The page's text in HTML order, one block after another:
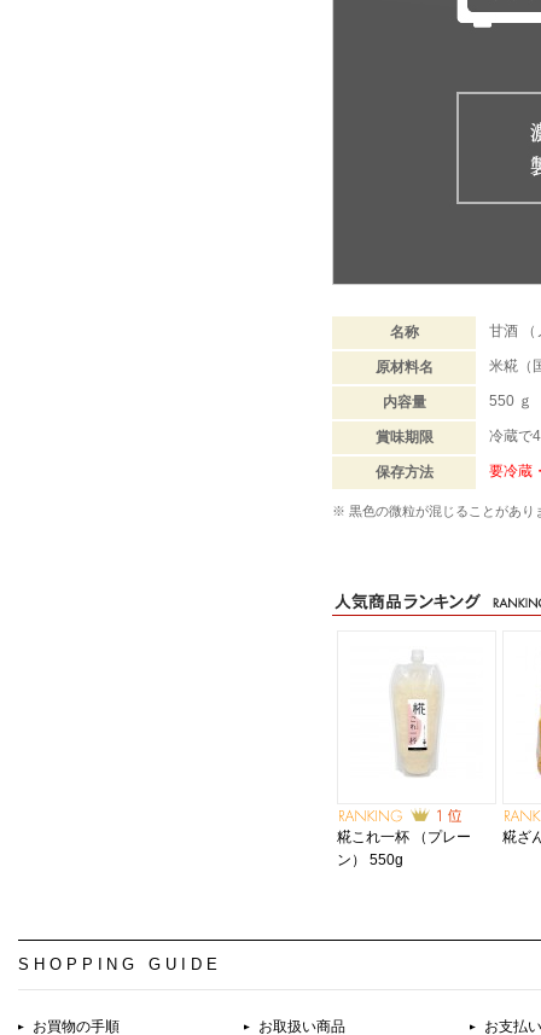
名称 甘酒 （
原材料名 米糀（
内容量 550 ｇ
賞味期限 冷蔵で
保存方法 要冷蔵
※ 黒色の微粒が混じることがあり
糀これ一杯 （プレー
ン） 550g
糀ざ
SHOPPING GUIDE
お買物の手順 お取扱い商品 お支払